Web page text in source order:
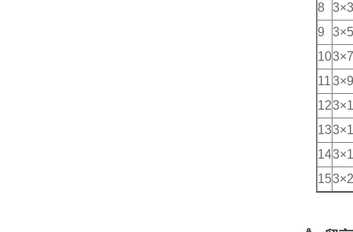
8
9
10
11
12
13
14
15